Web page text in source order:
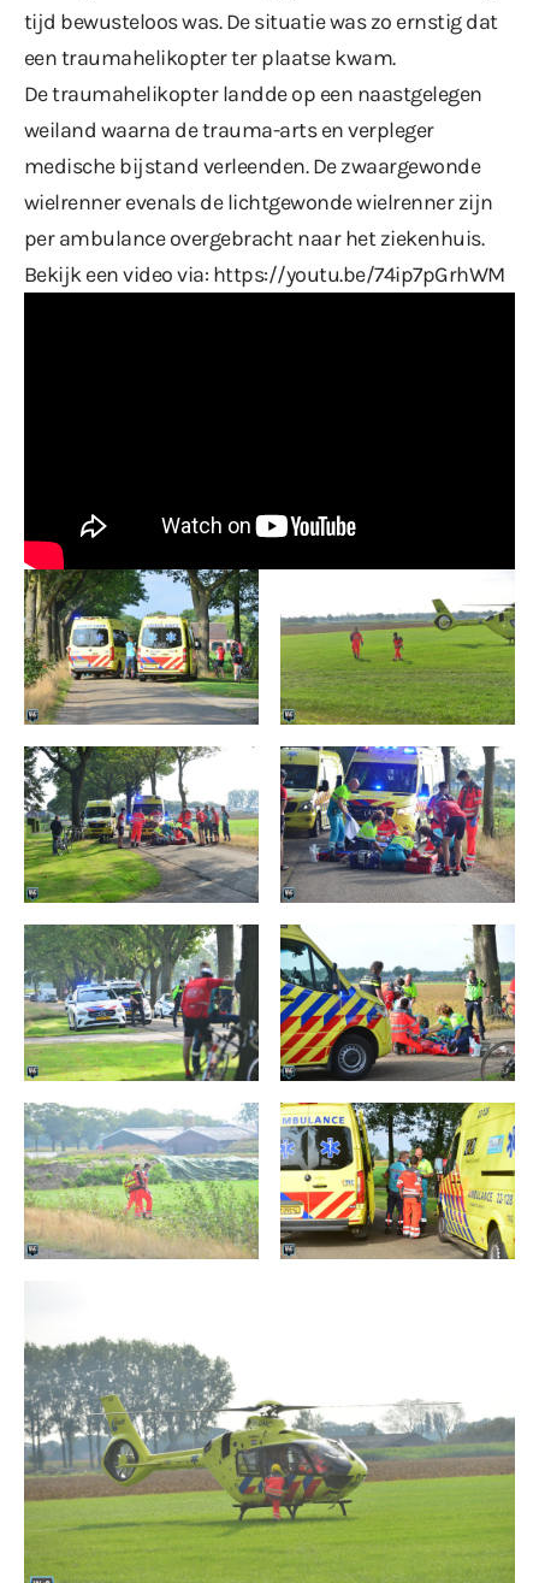
tijd bewusteloos was. De situatie was zo ernstig dat
een traumahelikopter ter plaatse kwam.
De traumahelikopter landde op een naastgelegen
weiland waarna de trauma-arts en verpleger
medische bijstand verleenden. De zwaargewonde
wielrenner evenals de lichtgewonde wielrenner zijn
per ambulance overgebracht naar het ziekenhuis.
Bekijk een video via: https://youtu.be/74ip7pGrhWM